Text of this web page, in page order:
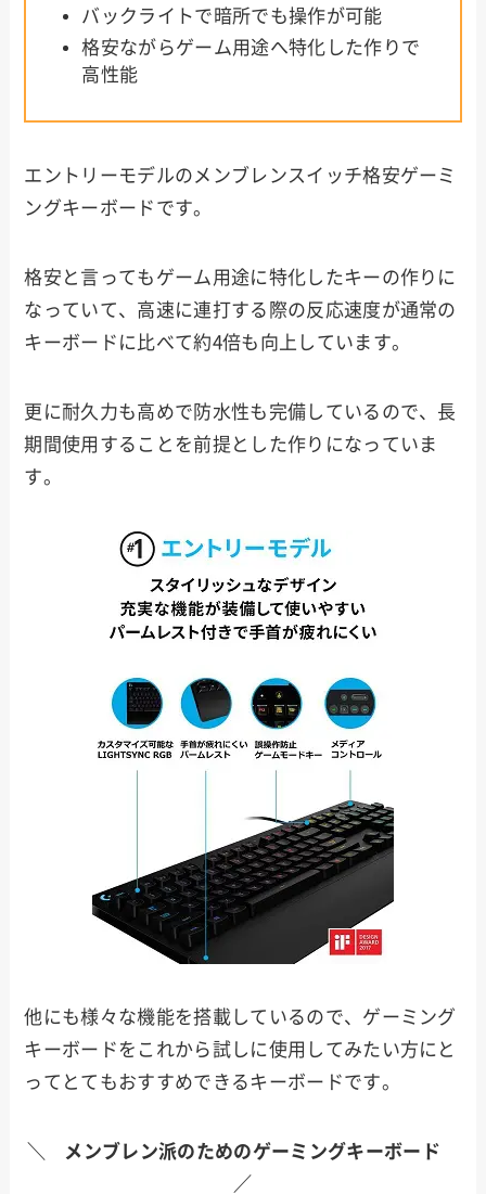
バックライトで暗所でも操作が可能
格安ながらゲーム用途へ特化した作りで
高性能
エントリーモデルのメンブレンスイッチ格安ゲーミ
ングキーボードです。
格安と言ってもゲーム用途に特化したキーの作りに
なっていて、高速に連打する際の反応速度が通常の
キーボードに比べて約4倍も向上しています。
更に耐久力も高めで防水性も完備しているので、長
期間使用することを前提とした作りになっていま
す。
他にも様々な機能を搭載しているので、ゲーミング
キーボードをこれから試しに使用してみたい方にと
ってとてもおすすめできるキーボードです。
＼ メンブレン派のためのゲーミングキーボード
／